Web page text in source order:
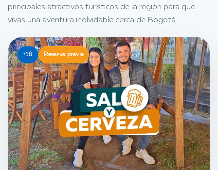
principales atractivos turísticos de la región para que
vivas una aventura inolvidable cerca de Bogotá.
+18 Reserva previa